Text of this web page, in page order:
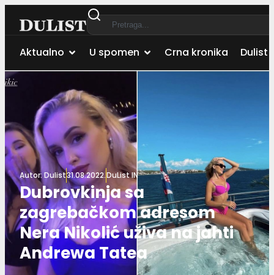
Aktualno U spomen Crna kronika Dulist
Autor:Dulist31.08.2022.DuList IN
Dubrovkinja sa
zagrebačkom adresom
Nera Nikolić uživa na jahti
Andrewa Tatea